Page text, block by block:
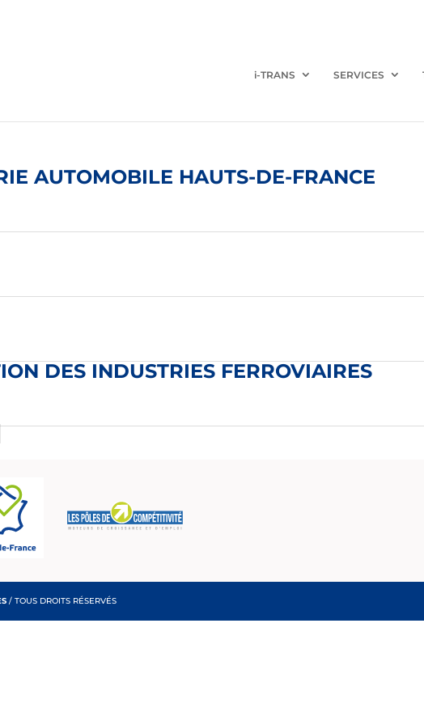
i-TRANS SERVICES
AUTOMOBILE HAUTS-DE-FRANCE
DES INDUSTRIES FERROVIAIRES
/ TOUS DROITS RÉSERVÉS